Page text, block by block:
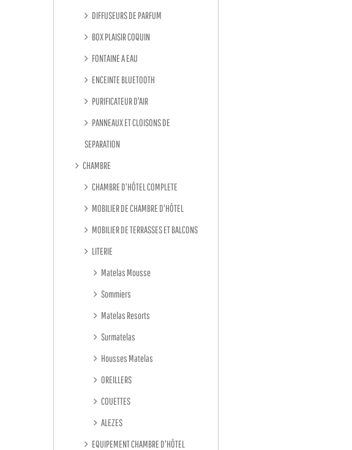
DIFFUSEURS DE PARFUM
BOX PLAISIR COQUIN
FONTAINE A EAU
ENCEINTE BLUETOOTH
PURIFICATEUR D'AIR
PANNEAUX ET CLOISONS DE
SEPARATION
CHAMBRE
CHAMBRE D'HÔTEL COMPLETE
MOBILIER DE CHAMBRE D'HÔTEL
MOBILIER DE TERRASSES ET BALCONS
LITERIE
Matelas Mousse
Sommiers
Matelas Resorts
Surmatelas
Housses Matelas
OREILLERS
COUETTES
ALEZES
EQUIPEMENT CHAMBRE D'HÔTEL